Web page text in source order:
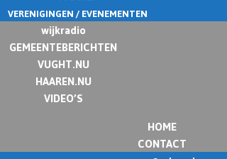
VERENIGINGEN / EVENEMENTEN
wijkradio
GEMEENTEBERICHTEN
VUGHT.NU
HAAREN.NU
VIDEO’S
HOME
CONTACT